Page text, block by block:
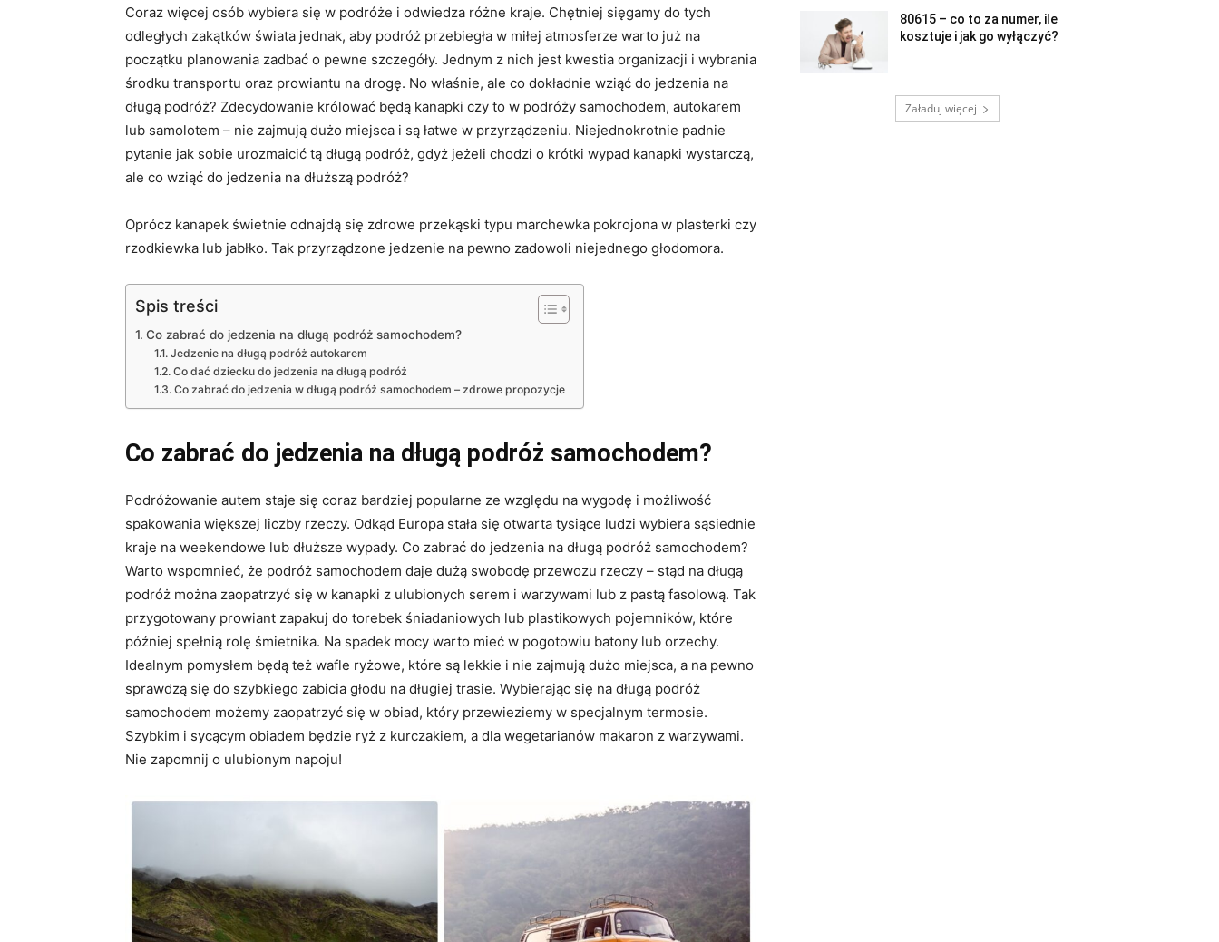
Coraz więcej osób wybiera się w podróże i odwiedza różne kraje. Chętniej sięgamy do tych
odległych zakątków świata jednak, aby podróż przebiegła w miłej atmosferze warto już na
początku planowania zadbać o pewne szczegóły. Jednym z nich jest kwestia organizacji i wybrania
środku transportu oraz prowiantu na drogę. No właśnie, ale co dokładnie wziąć do jedzenia na
długą podróż? Zdecydowanie królować będą kanapki czy to w podróży samochodem, autokarem
lub samolotem – nie zajmują dużo miejsca i są łatwe w przyrządzeniu. Niejednokrotnie padnie
pytanie jak sobie urozmaicić tą długą podróż, gdyż jeżeli chodzi o krótki wypad kanapki wystarczą,
ale co wziąć do jedzenia na dłuższą podróż?
Oprócz kanapek świetnie odnajdą się zdrowe przekąski typu marchewka pokrojona w plasterki czy
rzodkiewka lub jabłko. Tak przyrządzone jedzenie na pewno zadowoli niejednego głodomora.
Spis treści
Co zabrać do jedzenia na długą podróż samochodem?
Jedzenie na długą podróż autokarem
Co dać dziecku do jedzenia na długą podróż
Co zabrać do jedzenia w długą podróż samochodem – zdrowe propozycje
Co zabrać do jedzenia na długą podróż samochodem?
Podróżowanie autem staje się coraz bardziej popularne ze względu na wygodę i możliwość
spakowania większej liczby rzeczy. Odkąd Europa stała się otwarta tysiące ludzi wybiera sąsiednie
kraje na weekendowe lub dłuższe wypady. Co zabrać do jedzenia na długą podróż samochodem?
Warto wspomnieć, że podróż samochodem daje dużą swobodę przewozu rzeczy – stąd na długą
podróż można zaopatrzyć się w kanapki z ulubionych serem i warzywami lub z pastą fasolową. Tak
przygotowany prowiant zapakuj do torebek śniadaniowych lub plastikowych pojemników, które
później spełnią rolę śmietnika. Na spadek mocy warto mieć w pogotowiu batony lub orzechy.
Idealnym pomysłem będą też wafle ryżowe, które są lekkie i nie zajmują dużo miejsca, a na pewno
sprawdzą się do szybkiego zabicia głodu na długiej trasie. Wybierając się na długą podróż
samochodem możemy zaopatrzyć się w obiad, który przewieziemy w specjalnym termosie.
Szybkim i sycącym obiadem będzie ryż z kurczakiem, a dla wegetarianów makaron z warzywami.
Nie zapomnij o ulubionym napoju!
80615 – co to za numer, ile
kosztuje i jak go wyłączyć?
Załaduj więcej